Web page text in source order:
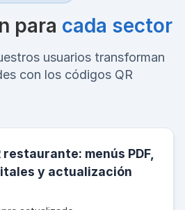
para cada sector
usuarios transforman
con los códigos QR
restaurante: menús PDF,
y actualización